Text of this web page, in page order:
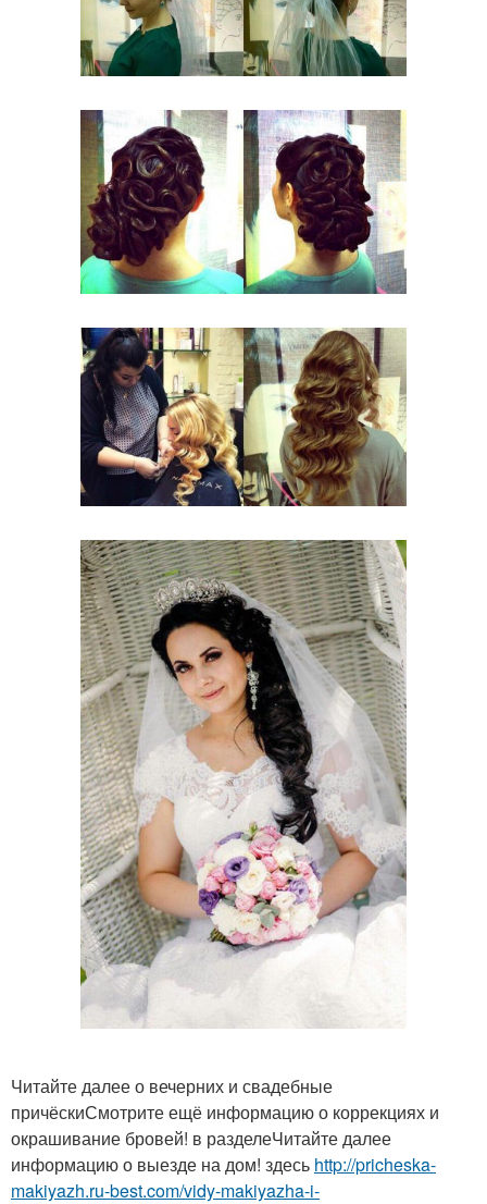
Читайте далее о вечерних и свадебные
причёскиСмотрите ещё информацию о коррекциях и
окрашивание бровей! в разделеЧитайте далее
информацию о выезде на дом! здесь http://pricheska-
makiyazh.ru-best.com/vidy-makiyazha-i-